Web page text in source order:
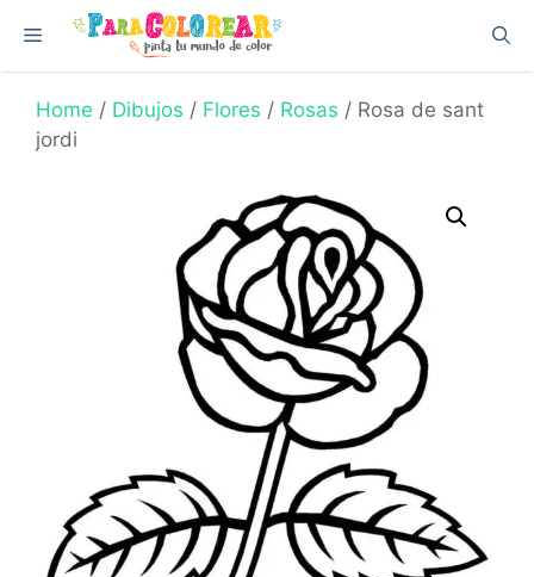
content
Menu
Home / Dibujos / Flores / Rosas / Rosa de sant
jordi